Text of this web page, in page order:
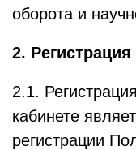
оборота и
2.
2.1.
кабинете
регистрации